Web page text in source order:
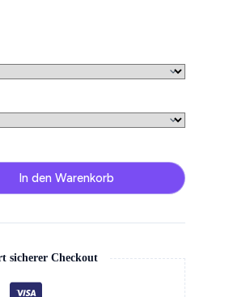
In den Warenkorb
sicherer Checkout